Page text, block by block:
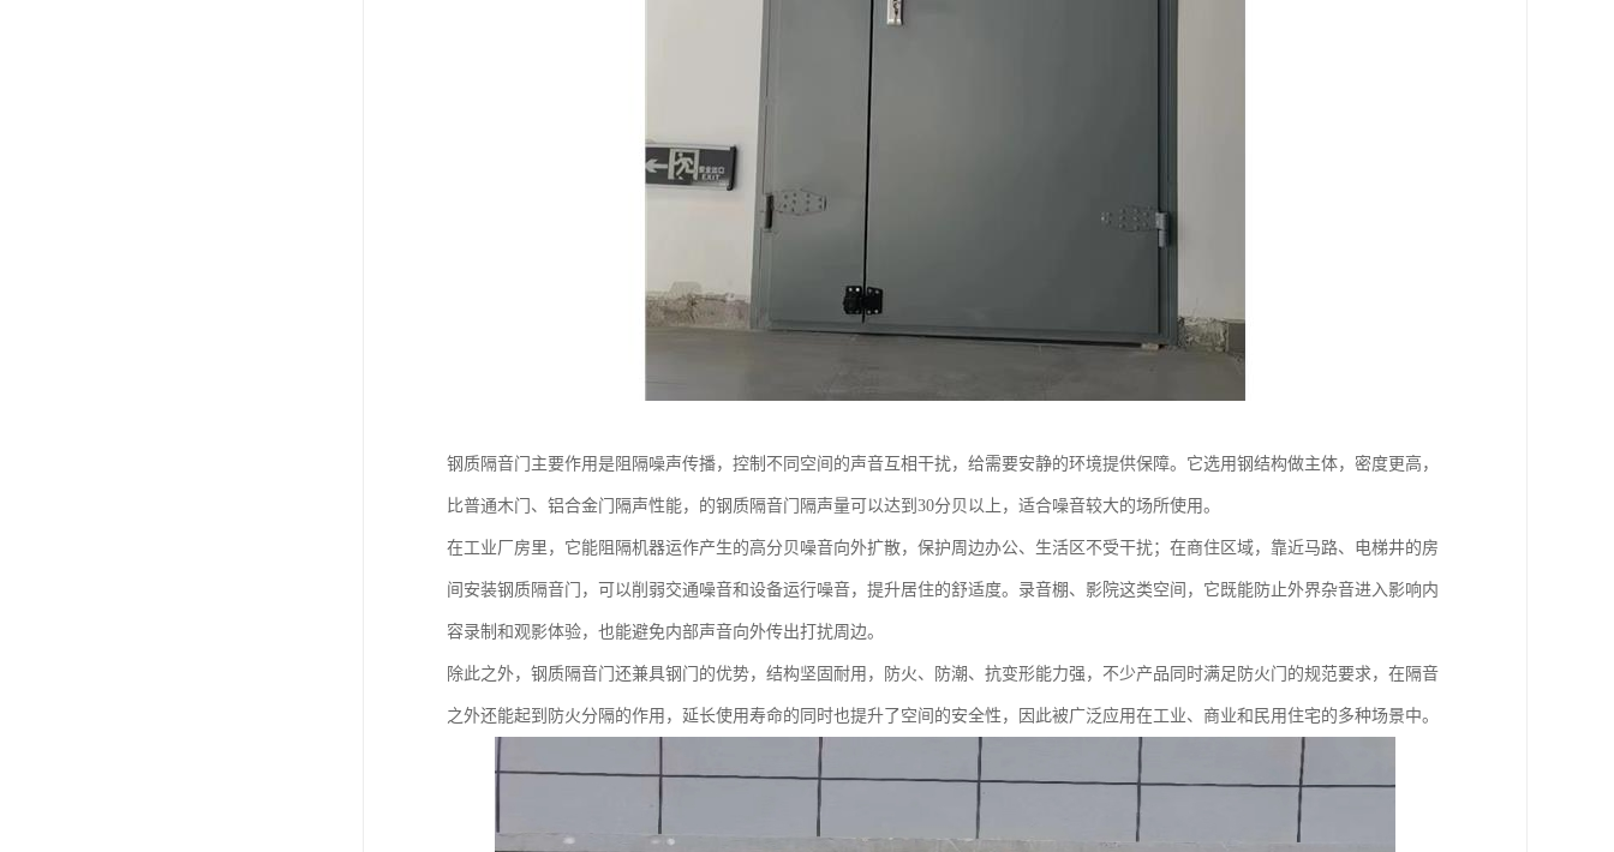
钢质隔音门主要作用是阻隔噪声传播，控制不同空间的声音互相干扰，给需要安静的环境提供保障。它选用钢结构做主体，密度更高，
比普通木门、铝合金门隔声性能，的钢质隔音门隔声量可以达到30分贝以上，适合噪音较大的场所使用。
在工业厂房里，它能阻隔机器运作产生的高分贝噪音向外扩散，保护周边办公、生活区不受干扰；在商住区域，靠近马路、电梯井的房
间安装钢质隔音门，可以削弱交通噪音和设备运行噪音，提升居住的舒适度。录音棚、影院这类空间，它既能防止外界杂音进入影响内
容录制和观影体验，也能避免内部声音向外传出打扰周边。
除此之外，钢质隔音门还兼具钢门的优势，结构坚固耐用，防火、防潮、抗变形能力强，不少产品同时满足防火门的规范要求，在隔音
之外还能起到防火分隔的作用，延长使用寿命的同时也提升了空间的安全性，因此被广泛应用在工业、商业和民用住宅的多种场景中。